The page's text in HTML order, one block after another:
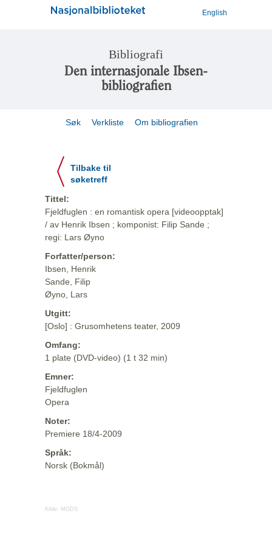
English
Bibliografi
Den internasjonale Ibsen-
bibliografien
Søk Verkliste Om bibliografien
Tilbake til
søketreff
Tittel:
Fjeldfuglen : en romantisk opera [videoopptak]
/ av Henrik Ibsen ; komponist: Filip Sande ;
regi: Lars Øyno
Forfatter/person:
Ibsen, Henrik
Sande, Filip
Øyno, Lars
Utgitt:
[Oslo] : Grusomhetens teater, 2009
Omfang:
1 plate (DVD-video) (1 t 32 min)
Emner:
Fjeldfuglen
Opera
Noter:
Premiere 18/4-2009
Språk:
Norsk (Bokmål)
Kilde: MODS